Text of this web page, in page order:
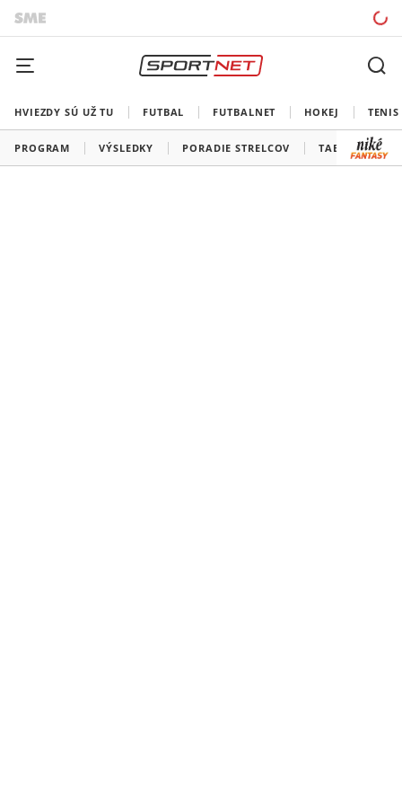
HVIEZDY SÚ UŽ TU FUTBAL FUTBALNET HOKEJ TENIS
PROGRAM VÝSLEDKY PORADIE STRELCOV TABUĽKY A